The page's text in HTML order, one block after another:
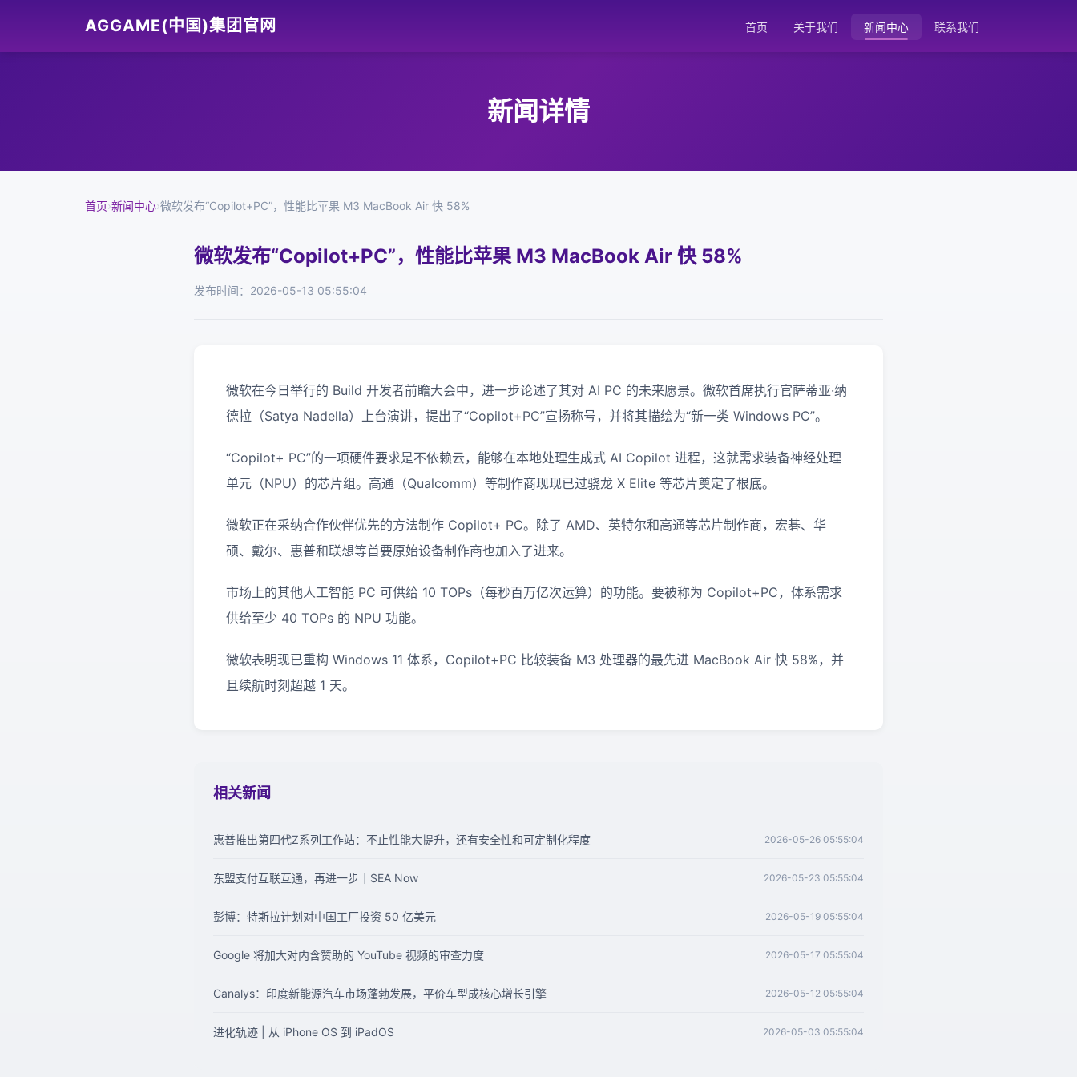
AGGAME(中国)集团官网 首页 关于我们 新闻中心 联系我们
新闻详情
首页›新闻中心›微软发布“Copilot+PC”，性能比苹果 M3 MacBook Air 快 58%
微软发布“Copilot+PC”，性能比苹果 M3 MacBook Air 快 58%
发布时间：2026-05-13 05:55:04
微软在今日举行的 Build 开发者前瞻大会中，进一步论述了其对 AI PC 的未来愿景。微软首席执行官萨蒂亚·纳
德拉（Satya Nadella）上台演讲，提出了“Copilot+PC”宣扬称号，并将其描绘为“新一类 Windows PC”。
“Copilot+ PC”的一项硬件要求是不依赖云，能够在本地处理生成式 AI Copilot 进程，这就需求装备神经处理
单元（NPU）的芯片组。高通（Qualcomm）等制作商现现已过骁龙 X Elite 等芯片奠定了根底。
微软正在采纳合作伙伴优先的方法制作 Copilot+ PC。除了 AMD、英特尔和高通等芯片制作商，宏碁、华
硕、戴尔、惠普和联想等首要原始设备制作商也加入了进来。
市场上的其他人工智能 PC 可供给 10 TOPs（每秒百万亿次运算）的功能。要被称为 Copilot+PC，体系需求
供给至少 40 TOPs 的 NPU 功能。
微软表明现已重构 Windows 11 体系，Copilot+PC 比较装备 M3 处理器的最先进 MacBook Air 快 58%，并
且续航时刻超越 1 天。
相关新闻
惠普推出第四代Z系列工作站：不止性能大提升，还有安全性和可定制化程度 2026-05-26 05:55:04
东盟支付互联互通，再进一步｜SEA Now 2026-05-23 05:55:04
彭博：特斯拉计划对中国工厂投资 50 亿美元 2026-05-19 05:55:04
Google 将加大对内含赞助的 YouTube 视频的审查力度 2026-05-17 05:55:04
Canalys：印度新能源汽车市场蓬勃发展，平价车型成核心增长引擎 2026-05-12 05:55:04
进化轨迹 | 从 iPhone OS 到 iPadOS 2026-05-03 05:55:04